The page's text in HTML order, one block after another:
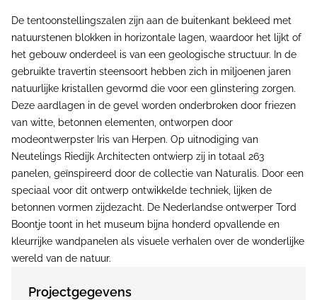
De tentoonstellingszalen zijn aan de buitenkant bekleed met
natuurstenen blokken in horizontale lagen, waardoor het lijkt of
het gebouw onderdeel is van een geologische structuur. In de
gebruikte travertin steensoort hebben zich in miljoenen jaren
natuurlijke kristallen gevormd die voor een glinstering zorgen.
Deze aardlagen in de gevel worden onderbroken door friezen
van witte, betonnen elementen, ontworpen door
modeontwerpster Iris van Herpen. Op uitnodiging van
Neutelings Riedijk Architecten ontwierp zij in totaal 263
panelen, geïnspireerd door de collectie van Naturalis. Door een
speciaal voor dit ontwerp ontwikkelde techniek, lijken de
betonnen vormen zijdezacht. De Nederlandse ontwerper Tord
Boontje toont in het museum bijna honderd opvallende en
kleurrijke wandpanelen als visuele verhalen over de wonderlijke
wereld van de natuur.
Projectgegevens